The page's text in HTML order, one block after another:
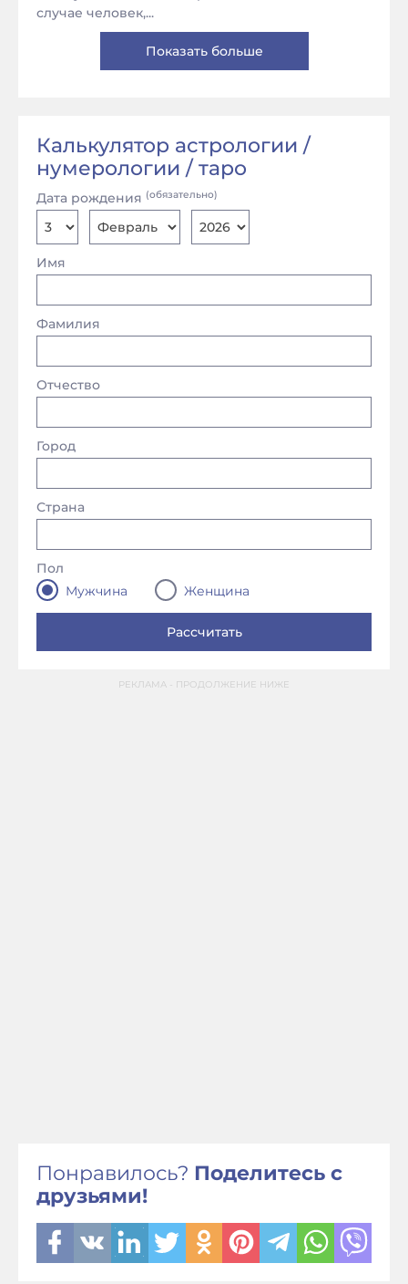
случае человек,...
Показать больше
Калькулятор астрологии /
нумерологии / таро
Имя
Фамилия
Отчество
Дата рождения (обязательно)
Страна
Город
Пол
Мужчина
Женщина
РЕКЛАМА - ПРОДОЛЖЕНИЕ НИЖЕ
Понравилось? Поделитесь с
друзьями!